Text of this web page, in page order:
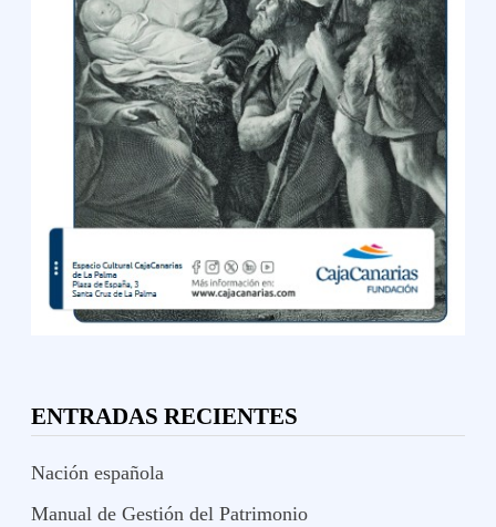
ENTRADAS RECIENTES
Nación española
Manual de Gestión del Patrimonio